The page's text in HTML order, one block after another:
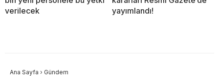
verilecek
yayımlandı!
Ana Sayfa › Gündem